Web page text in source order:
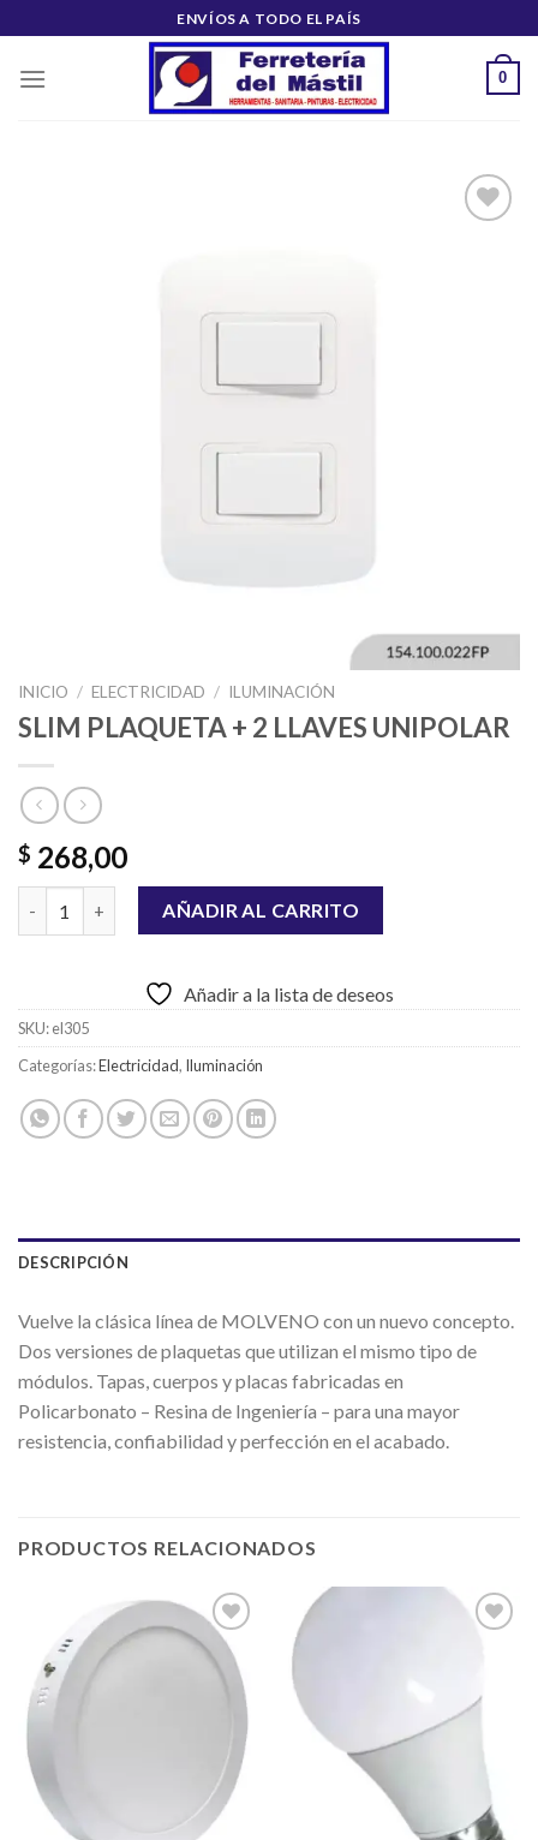
al
contenido
ENVÍOS A TODO EL PAÍS
0
INICIO / ELECTRICIDAD / ILUMINACIÓN
SLIM PLAQUETA + 2 LLAVES UNIPOLAR
$ 268,00
SLIM PLAQUETA + 2 LLAVES UNIPOLAR cantidad
AÑADIR AL CARRITO
Añadir a la lista de deseos
SKU:el305
Categorías:Electricidad, Iluminación
DESCRIPCIÓN
Vuelve la clásica línea de MOLVENO con un nuevo concepto.
Dos versiones de plaquetas que utilizan el mismo tipo de
módulos. Tapas, cuerpos y placas fabricadas en
Policarbonato – Resina de Ingeniería – para una mayor
resistencia, confiabilidad y perfección en el acabado.
PRODUCTOS RELACIONADOS
Añadir
a la